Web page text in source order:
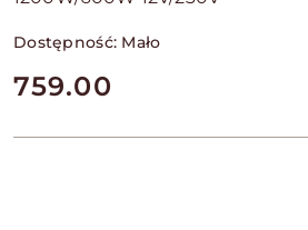
Dostępność: Mało
cena:
759.00